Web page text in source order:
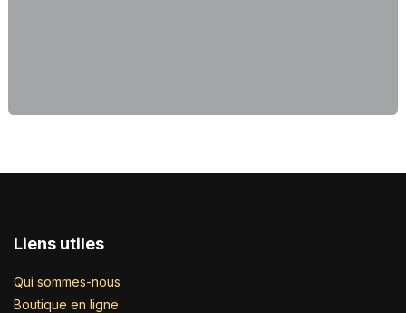
Liens utiles
Qui sommes-nous
Boutique en ligne